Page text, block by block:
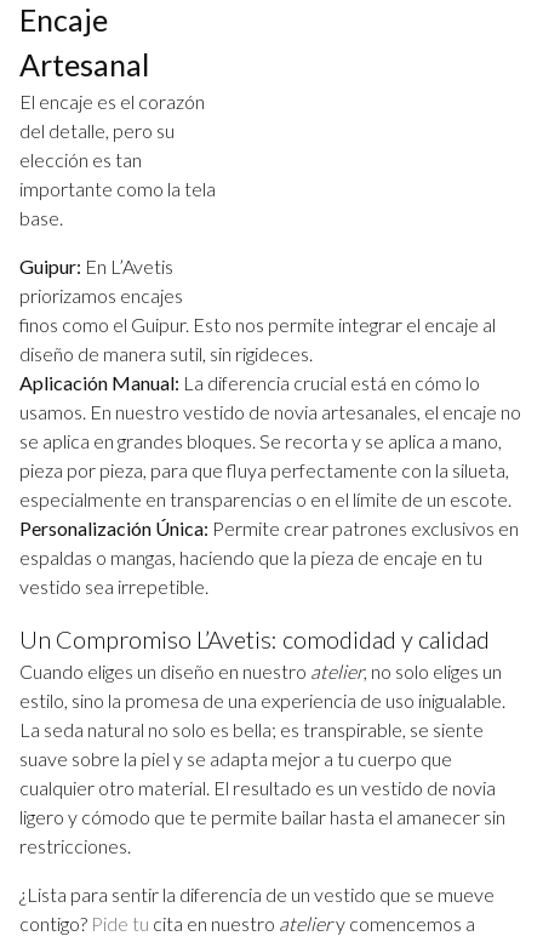
Encaje
Artesanal
El encaje es el corazón
del detalle, pero su
elección es tan
importante como la tela
base.
Guipur: En L’Avetis
priorizamos encajes
finos como el Guipur. Esto nos permite integrar el encaje al
diseño de manera sutil, sin rigideces.
Aplicación Manual: La diferencia crucial está en cómo lo
usamos. En nuestro vestido de novia artesanales, el encaje no
se aplica en grandes bloques. Se recorta y se aplica a mano,
pieza por pieza, para que fluya perfectamente con la silueta,
especialmente en transparencias o en el límite de un escote.
Personalización Única: Permite crear patrones exclusivos en
espaldas o mangas, haciendo que la pieza de encaje en tu
vestido sea irrepetible.
Un Compromiso L’Avetis: comodidad y calidad
Cuando eliges un diseño en nuestro atelier, no solo eliges un
estilo, sino la promesa de una experiencia de uso inigualable.
La seda natural no solo es bella; es transpirable, se siente
suave sobre la piel y se adapta mejor a tu cuerpo que
cualquier otro material. El resultado es un vestido de novia
ligero y cómodo que te permite bailar hasta el amanecer sin
restricciones.
¿Lista para sentir la diferencia de un vestido que se mueve
contigo? Pide tu cita en nuestro ateliery comencemos a